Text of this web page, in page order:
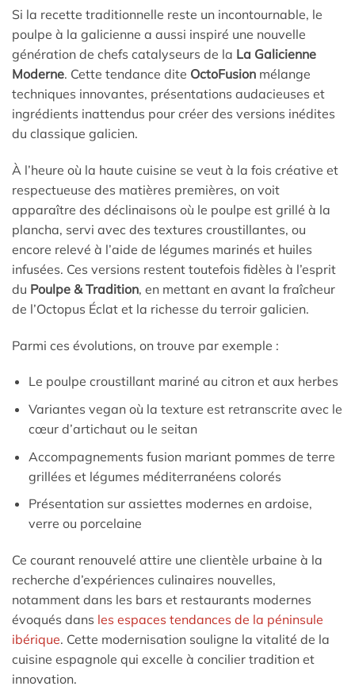
Si la recette traditionnelle reste un incontournable, le
poulpe à la galicienne a aussi inspiré une nouvelle
génération de chefs catalyseurs de la La Galicienne
Moderne. Cette tendance dite OctoFusion mélange
techniques innovantes, présentations audacieuses et
ingrédients inattendus pour créer des versions inédites
du classique galicien.
À l’heure où la haute cuisine se veut à la fois créative et
respectueuse des matières premières, on voit
apparaître des déclinaisons où le poulpe est grillé à la
plancha, servi avec des textures croustillantes, ou
encore relevé à l’aide de légumes marinés et huiles
infusées. Ces versions restent toutefois fidèles à l’esprit
du Poulpe & Tradition, en mettant en avant la fraîcheur
de l’Octopus Éclat et la richesse du terroir galicien.
Parmi ces évolutions, on trouve par exemple :
Le poulpe croustillant mariné au citron et aux herbes
Variantes vegan où la texture est retranscrite avec le
cœur d’artichaut ou le seitan
Accompagnements fusion mariant pommes de terre
grillées et légumes méditerranéens colorés
Présentation sur assiettes modernes en ardoise,
verre ou porcelaine
Ce courant renouvelé attire une clientèle urbaine à la
recherche d’expériences culinaires nouvelles,
notamment dans les bars et restaurants modernes
évoqués dans les espaces tendances de la péninsule
ibérique. Cette modernisation souligne la vitalité de la
cuisine espagnole qui excelle à concilier tradition et
innovation.